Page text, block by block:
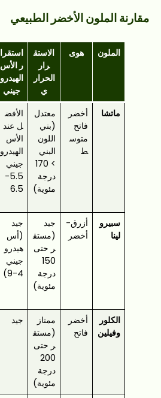
مقارنة الملون الأخضر الطبيعي
الملون هوى
الاستق
رار
الحرار
ي
استقرا
ر الأس
الهيدرو
جيني
ماتشا
أخضر
فاتح
متوس
ط
معتدل
(بني
اللون
البني
> 170
درجة
مئوية)
الأفض
ل عند
الأس
الهيدرو
جيني
5.5-
6.5
سبيرو
لينا
أزرق-
أخضر
جيد
(مستق
ر حتى
150
درجة
مئوية)
جيد
(أس
هيدرو
جيني
4-9)
الكلور
وفيلين
أخضر
فاتح
ممتاز
(مستق
ر حتى
200
درجة
مئوية)
جيد